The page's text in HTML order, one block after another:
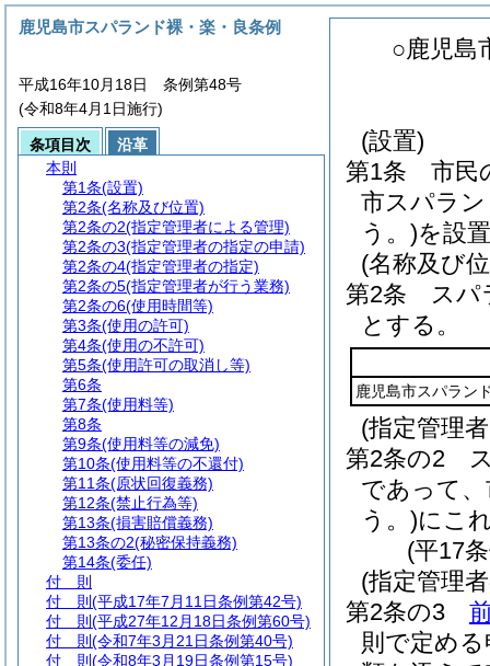
○鹿児島
(設置)
第1条
市民
市スパラ
う。)を設
(名称及び
第2条
スパ
とする。
鹿児島市スパラン
(指定管理
第2条の2
であって
う。)にこ
(平17
(指定管理
第2条の3
則で定め
鹿児島市スパランド裸・楽・良条例
平成16年10月18日 条例第48号
(令和8年4月1日施行)
条項目次
沿革
本則
第1条(設置)
第2条(名称及び位置)
第2条の2(指定管理者による管理)
第2条の3(指定管理者の指定の申請)
第2条の4(指定管理者の指定)
第2条の5(指定管理者が行う業務)
第2条の6(使用時間等)
第3条(使用の許可)
第4条(使用の不許可)
第5条(使用許可の取消し等)
第6条
第7条(使用料等)
第8条
第9条(使用料等の減免)
第10条(使用料等の不還付)
第11条(原状回復義務)
第12条(禁止行為等)
第13条(損害賠償義務)
第13条の2(秘密保持義務)
第14条(委任)
付 則
付 則 (平成17年7月11日条例第42号)
付 則 (平成27年12月18日条例第60号)
付 則 (令和7年3月21日条例第40号)
付 則 (令和8年3月19日条例第15号)